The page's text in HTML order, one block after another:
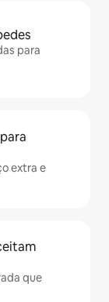
para
extra e
que